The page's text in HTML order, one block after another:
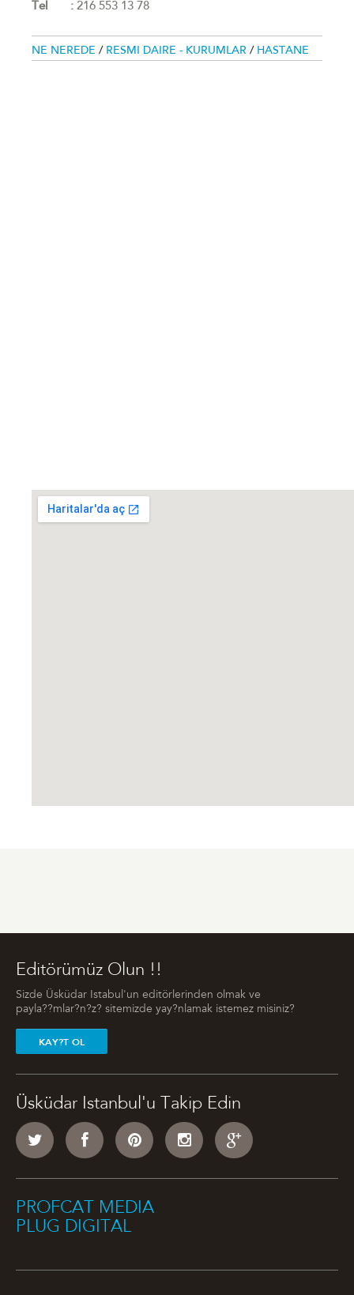
Tel : 216 553 13 78
NE NEREDE / RESMI DAIRE - KURUMLAR / HASTANE
Editörümüz Olun !!
Sizde Üsküdar Istabul'un editörlerinden olmak ve
payla??mlar?n?z? sitemizde yay?nlamak istemez misiniz?
KAY?T OL
Üsküdar Istanbul'u Takip Edin
PROFCAT MEDIA
PLUG DIGITAL